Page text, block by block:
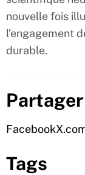
nouvelle fois
l’engagement
durable.
Partager
Facebook
Tags